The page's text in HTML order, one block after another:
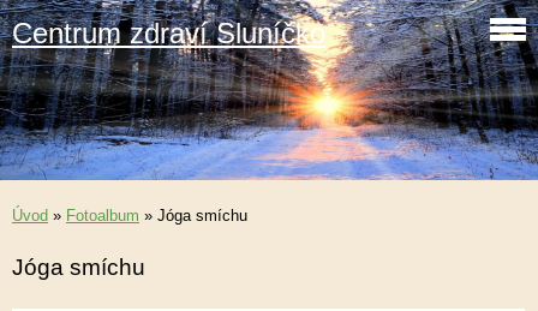
Centrum zdraví Sluníčko
Úvod » Fotoalbum » Jóga smíchu
Jóga smíchu